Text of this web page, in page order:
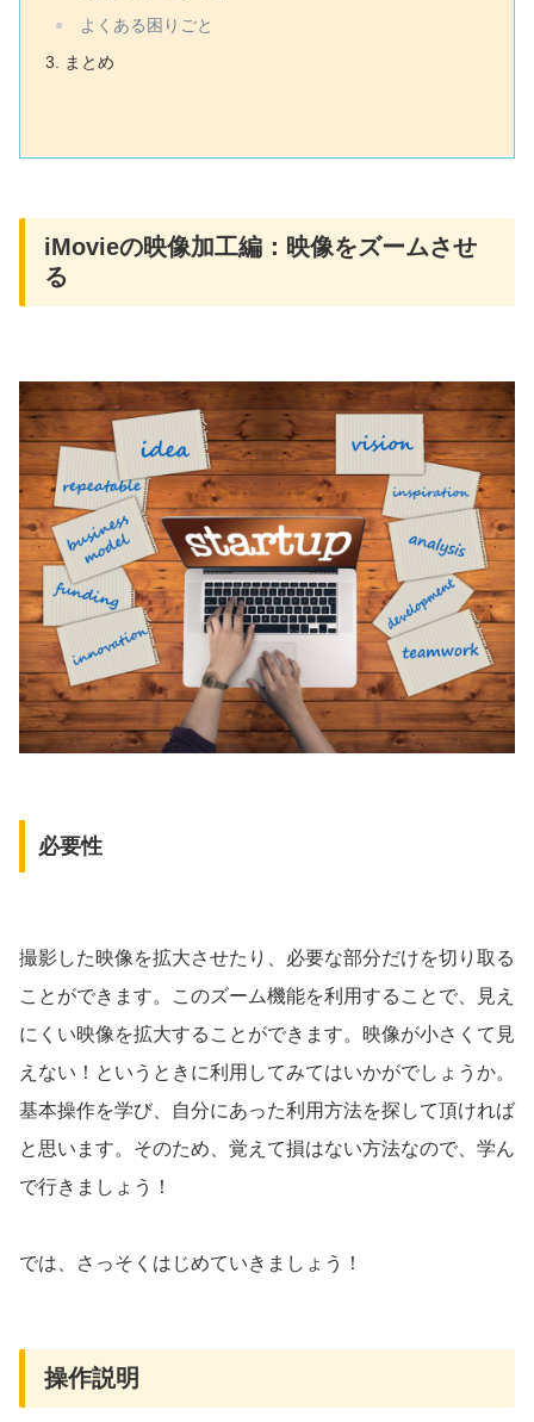
よくある困りごと
まとめ
iMovieの映像加工編：映像をズームさせ
る
必要性
撮影した映像を拡大させたり、必要な部分だけを切り取る
ことができます。このズーム機能を利用することで、見え
にくい映像を拡大することができます。映像が小さくて見
えない！というときに利用してみてはいかがでしょうか。
基本操作を学び、自分にあった利用方法を探して頂ければ
と思います。そのため、覚えて損はない方法なので、学ん
で行きましょう！
では、さっそくはじめていきましょう！
操作説明